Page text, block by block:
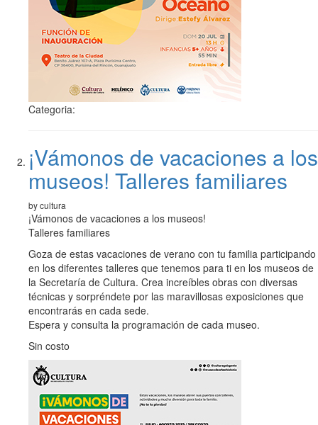
Categoria:
¡Vámonos de vacaciones a los
museos! Talleres familiares
by cultura
¡Vámonos de vacaciones a los museos!
Talleres familiares
Goza de estas vacaciones de verano con tu familia participando
en los diferentes talleres que tenemos para ti en los museos de
la Secretaría de Cultura. Crea increíbles obras con diversas
técnicas y sorpréndete por las maravillosas exposiciones que
encontrarás en cada sede.
Espera y consulta la programación de cada museo.
Sin costo